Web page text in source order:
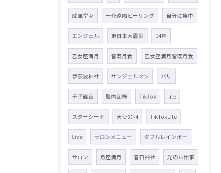
威風堂々 一斉遠隔ヒーリング 自分に集中
エンジェル 東日本大震災 14年
乙女座満月 皆既月食 乙女座満月皆既月食
伊奈波神社 サンジェルマン パリ
千手観音 胎内回帰 TikTok lite
スターシード 天使の羽 TikTokLite
Live サロンメニュー ダブルレインボー
サロン 魚座満月 春日神社 光のお仕事